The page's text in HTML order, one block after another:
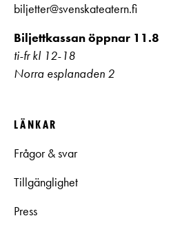
biljetter@svenskateatern.fi
Biljettkassan öppnar 11.8
ti-fr kl 12-18
Norra esplanaden 2
LÄNKAR
Frågor & svar
Tillgänglighet
Press